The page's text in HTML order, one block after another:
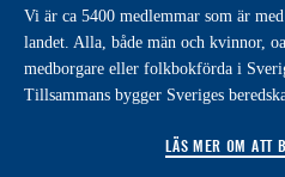
Vi är ca 5400 medlemmar som är
landet. Alla, både män och kvinnor,
medborgare eller folkbokförda i
Tillsammans bygger Sveriges
LÄS MER OM ATT